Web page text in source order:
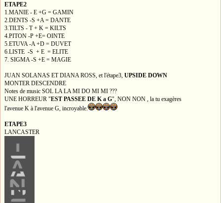
ETAPE2
1.MANIE - E +G = GAMIN
2.DENTS -S +A = DANTE
3.TILTS - T + K = KILTS
4.PITON -P +E= OINTE
5.ETUVA -A +D = DUVET
6.LISTE -S + E = ELITE
7. SIGMA -S +E = MAGIE
JUAN SOLANAS ET DIANA ROSS, et l'étape3, UPSIDE DOWN
MONTER DESCENDRE
Notes de music SOL LA LA MI DO MI MI ???
UNE HORREUR "EST PASSEE DE K a G", NON NON , la tu exagères
l'avenue K à l'avenue G, incroyable.
ETAPE3
LANCASTER